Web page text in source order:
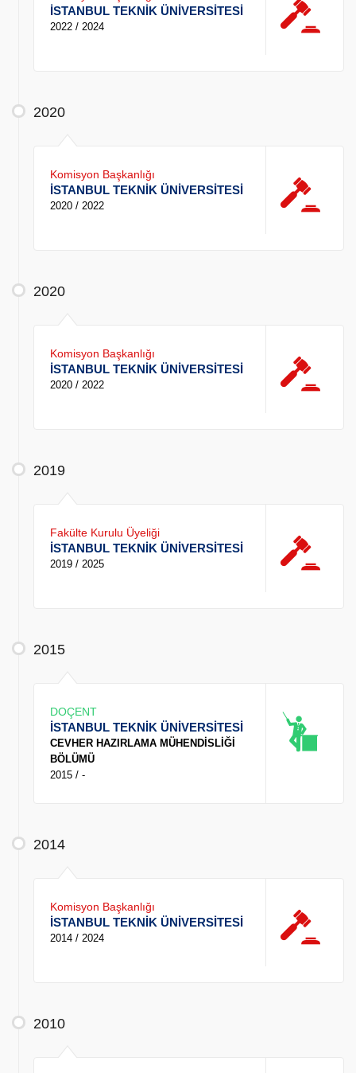
İSTANBUL TEKNİK ÜNİVERSİTESİ
2022 / 2024
2020
Komisyon Başkanlığı
İSTANBUL TEKNİK ÜNİVERSİTESİ
2020 / 2022
2020
Komisyon Başkanlığı
İSTANBUL TEKNİK ÜNİVERSİTESİ
2020 / 2022
2019
Fakülte Kurulu Üyeliği
İSTANBUL TEKNİK ÜNİVERSİTESİ
2019 / 2025
2015
DOÇENT
İSTANBUL TEKNİK ÜNİVERSİTESİ
CEVHER HAZIRLAMA MÜHENDİSLİĞİ
BÖLÜMÜ
2015 / -
2014
Komisyon Başkanlığı
İSTANBUL TEKNİK ÜNİVERSİTESİ
2014 / 2024
2010